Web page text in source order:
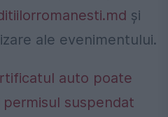
și
ale evenimentului.
auto poate
suspendat